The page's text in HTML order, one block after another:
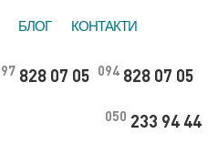
БЛОГ КОНТАКТИ
828 07 05 094828 07 05
050 233 94 44